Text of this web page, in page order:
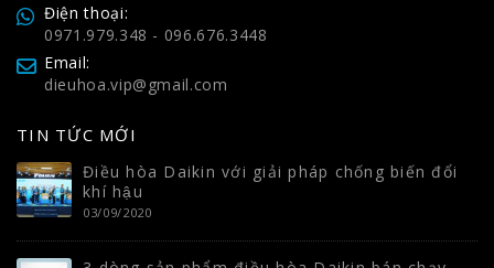
Điện thoại:
0971.979.348 - 096.676.3448
Email:
dieuhoa.vip@gmail.com
TIN TỨC MỚI
Điều hòa Daikin với giải pháp chống biến đổi
khí hậu
03/09/2020